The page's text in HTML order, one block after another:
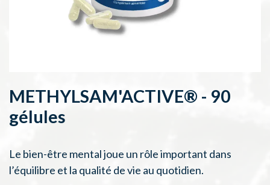
METHYLSAM'ACTIVE® - 90
gélules
Le bien-être mental joue un rôle important dans
l’équilibre et la qualité de vie au quotidien.